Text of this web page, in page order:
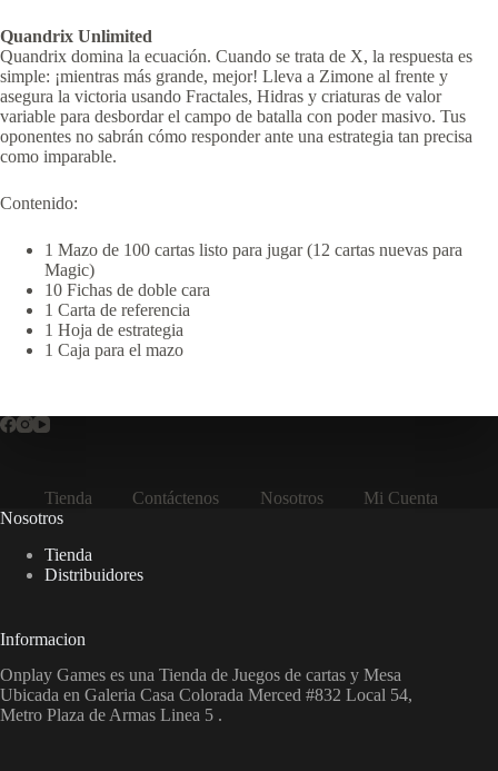
Quandrix Unlimited
Quandrix domina la ecuación. Cuando se trata de X, la respuesta es
simple: ¡mientras más grande, mejor! Lleva a Zimone al frente y
asegura la victoria usando Fractales, Hidras y criaturas de valor
variable para desbordar el campo de batalla con poder masivo. Tus
oponentes no sabrán cómo responder ante una estrategia tan precisa
como imparable.
Contenido:
1 Mazo de 100 cartas listo para jugar (12 cartas nuevas para
Magic)
10 Fichas de doble cara
1 Carta de referencia
1 Hoja de estrategia
1 Caja para el mazo
Tienda Contáctenos Nosotros
Mi Cuenta
Nosotros
Tienda
Distribuidores
Informacion
Onplay Games es una Tienda de Juegos de cartas y Mesa
Ubicada en Galeria Casa Colorada Merced #832 Local 54,
Metro Plaza de Armas Linea 5 .